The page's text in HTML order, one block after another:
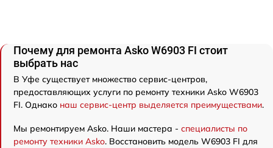
Почему для ремонта Asko W6903 FI стоит
выбрать нас
В Уфе существует множество сервис-центров,
предоставляющих услуги по ремонту техники Asko W6903
FI. Однако наш сервис-центр выделяется преимуществами.
Мы ремонтируем Asko. Наши мастера - специалисты по
ремонту техники Asko. Восстановить модель W6903 FI для